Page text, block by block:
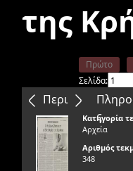
της
Περιεχόμενα
Πρώτο
Σελίδα:
Επόμενο
ς
Κατηγορία
Αρχεία
Αριθμός
348